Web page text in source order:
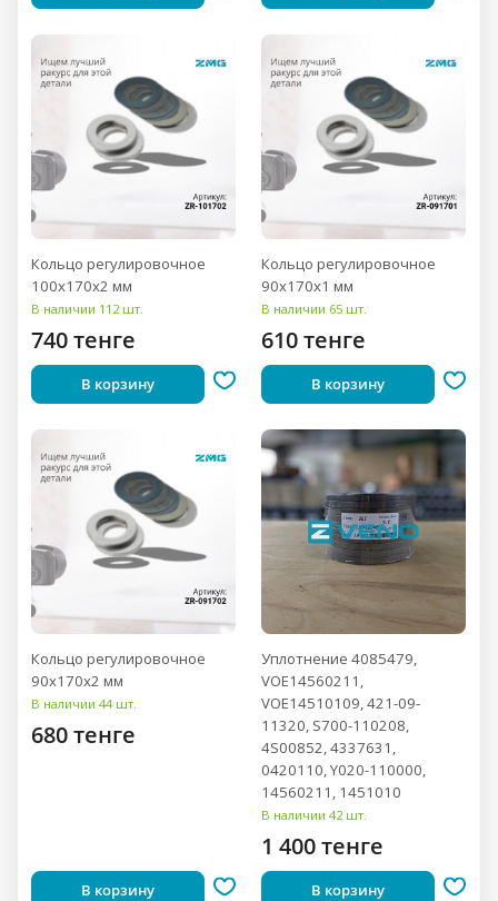
Кольцо регулировочное
100x170x2 мм
В наличии 112 шт.
740 тенге
В корзину
Кольцо регулировочное
90x170x1 мм
В наличии 65 шт.
610 тенге
В корзину
Кольцо регулировочное
90x170x2 мм
В наличии 44 шт.
680 тенге
В корзину
Уплотнение 4085479,
VOE14560211,
VOE14510109, 421-09-
11320, S700-110208,
4S00852, 4337631,
0420110, Y020-110000,
14560211, 1451010
В наличии 42 шт.
1 400 тенге
В корзину